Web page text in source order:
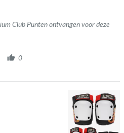
beoordelingen zonder een
Club Punten ontvangen voor deze
0